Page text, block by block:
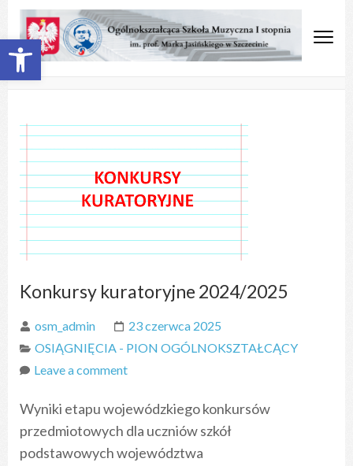
Open toolbar
Ogólnokształcąca Szkoła
OSM Szczecin
Konkursy kuratoryjne 2024/2025
osm_admin
23 czerwca 2025
OSIĄGNIĘCIA - PION OGÓLNOKSZTAŁCĄCY
Leave a comment
Wyniki etapu wojewódzkiego konkursów
przedmiotowych dla uczniów szkół
podstawowych województwa